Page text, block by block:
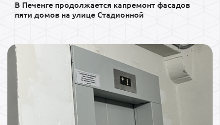
В Печенге продолжается капремонт фасадов
пяти домов на улице Стадионной